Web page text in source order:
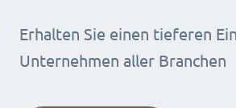
Erhalten Sie einen tieferen
Unternehmen aller Branchen